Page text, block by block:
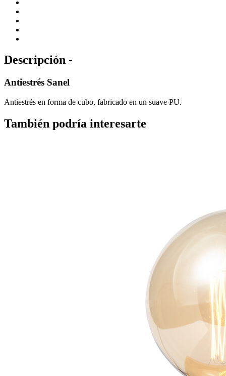
Descripción -
Antiestrés Sanel
Antiestrés en forma de cubo, fabricado en un suave PU.
También podría interesarte